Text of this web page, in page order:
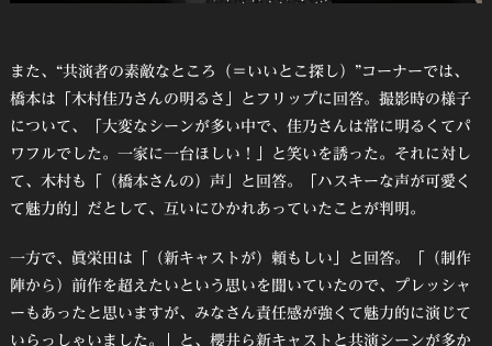
また、“共演者の素敵なところ（＝いいとこ探し）”コーナーでは、
橋本は「木村佳乃さんの明るさ」とフリップに回答。撮影時の様子
について、「大変なシーンが多い中で、佳乃さんは常に明るくてパ
ワフルでした。一家に一台ほしい！」と笑いを誘った。それに対し
て、木村も「（橋本さんの）声」と回答。「ハスキーな声が可愛く
て魅力的」だとして、互いにひかれあっていたことが判明。
一方で、眞栄田は「（新キャストが）頼もしい」と回答。「（制作
陣から）前作を超えたいという思いを聞いていたので、プレッシャ
ーもあったと思いますが、みなさん責任感が強くて魅力的に演じて
いらっしゃいました。」と、櫻井ら新キャストと共演シーンが多か